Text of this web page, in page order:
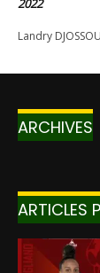
ARCHIVES
ARTICLES